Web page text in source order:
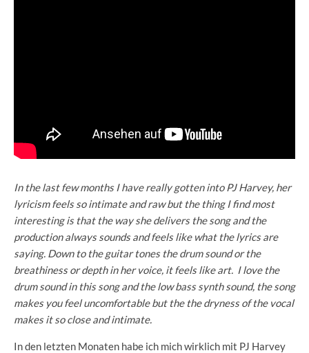
In the last few months I have really gotten into PJ Harvey, her
lyricism feels so intimate and raw but the thing I find most
interesting is that the way she delivers the song and the
production always sounds and feels like what the lyrics are
saying. Down to the guitar tones the drum sound or the
breathiness or depth in her voice, it feels like art. I love the
drum sound in this song and the low bass synth sound, the song
makes you feel uncomfortable but the the dryness of the vocal
makes it so close and intimate.
In den letzten Monaten habe ich mich wirklich mit PJ Harvey